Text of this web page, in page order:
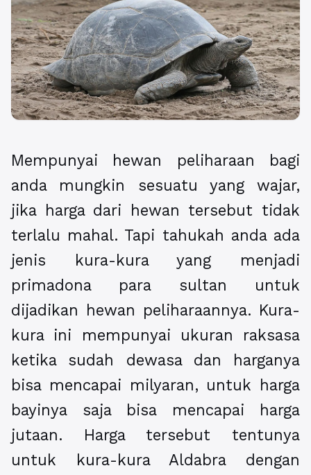
Mempunyai hewan peliharaan bagi
anda mungkin sesuatu yang wajar,
jika harga dari hewan tersebut tidak
terlalu mahal. Tapi tahukah anda ada
jenis kura-kura yang menjadi
primadona para sultan untuk
dijadikan hewan peliharaannya. Kura-
kura ini mempunyai ukuran raksasa
ketika sudah dewasa dan harganya
bisa mencapai milyaran, untuk harga
bayinya saja bisa mencapai harga
jutaan. Harga tersebut tentunya
untuk kura-kura Aldabra dengan